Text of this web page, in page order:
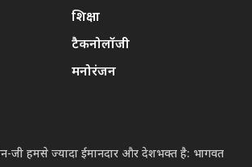
शिक्षा
टैकनोलॉजी
मनोरंजन
जी हमसे ज्यादा ईमानदार और देशभक्त है: भागवत